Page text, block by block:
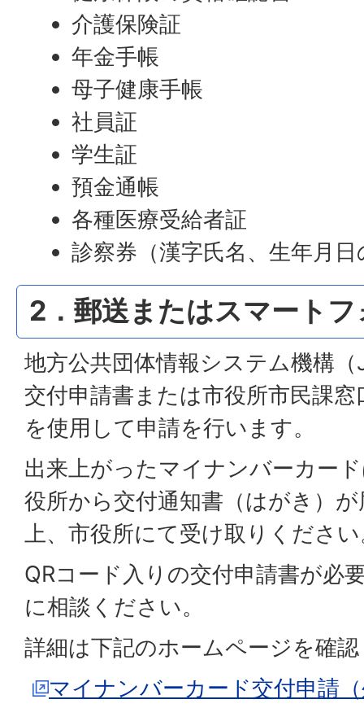
介護保険証
年金手帳
母子健康手帳
社員証
学生証
預金通帳
各種医療受給者証
診察券（漢字氏名、生年月
2．郵送またはスマート
地方公共団体情報システム機構
交付申請書または市役所市民課
を使用して申請を行います。
出来上がったマイナンバーカー
役所から交付通知書（はがき）
上、市役所にて受け取りくださ
QRコード入りの交付申請書が必
に相談ください。
詳細は下記のホームページを確
マイナンバーカード交付申請